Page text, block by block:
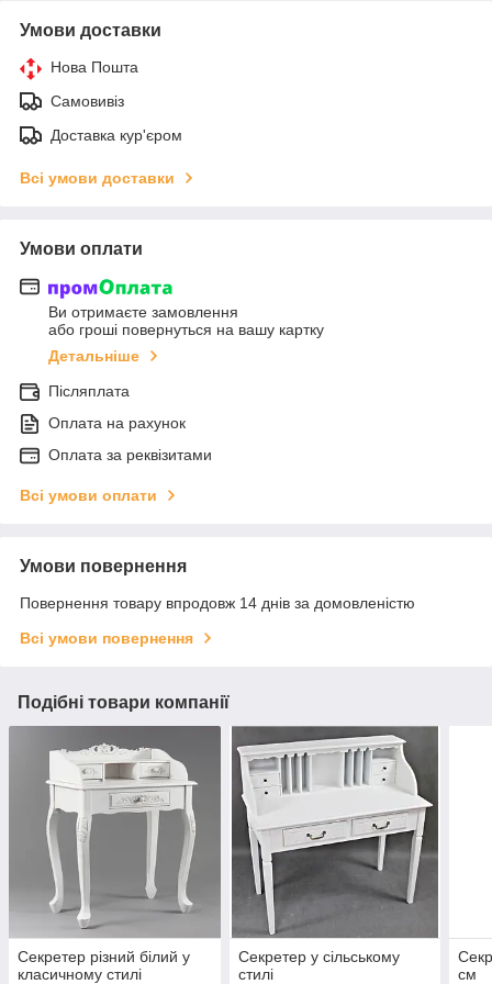
Умови доставки
Нова Пошта
Самовивіз
Доставка кур'єром
Всі умови доставки
Умови оплати
Ви отримаєте замовлення
або гроші повернуться на вашу картку
Детальніше
Післяплата
Оплата на рахунок
Оплата за реквізитами
Всі умови оплати
Умови повернення
Повернення товару впродовж 14 днів за домовленістю
Всі умови повернення
Подібні товари компанії
Секретер різний білий у
класичному стилі
Секретер у сільському
стилі
см